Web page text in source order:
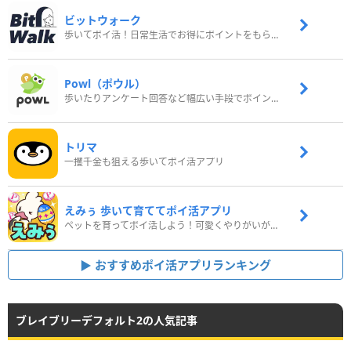
ビットウォーク
歩いてポイ活！日常生活でお得にポイントをもらおう
Powl（ポウル）
歩いたりアンケート回答など幅広い手段でポイントをゲット
トリマ
一攫千金も狙える歩いてポイ活アプリ
えみぅ 歩いて育ててポイ活アプリ
ペットを育ってポイ活しよう！可愛くやりがいがある新感覚アプリ
おすすめポイ活アプリランキング
ブレイブリーデフォルト2の人気記事